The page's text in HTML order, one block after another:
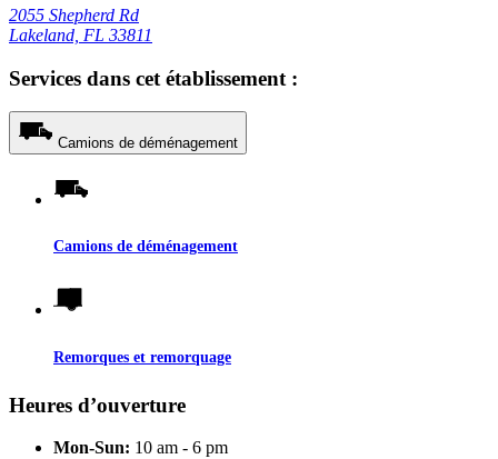
2055 Shepherd Rd
Lakeland, FL 33811
Services dans cet établissement :
Camions de déménagement
Camions de déménagement
Remorques et remorquage
Heures d’ouverture
Mon-Sun: 10 am - 6 pm